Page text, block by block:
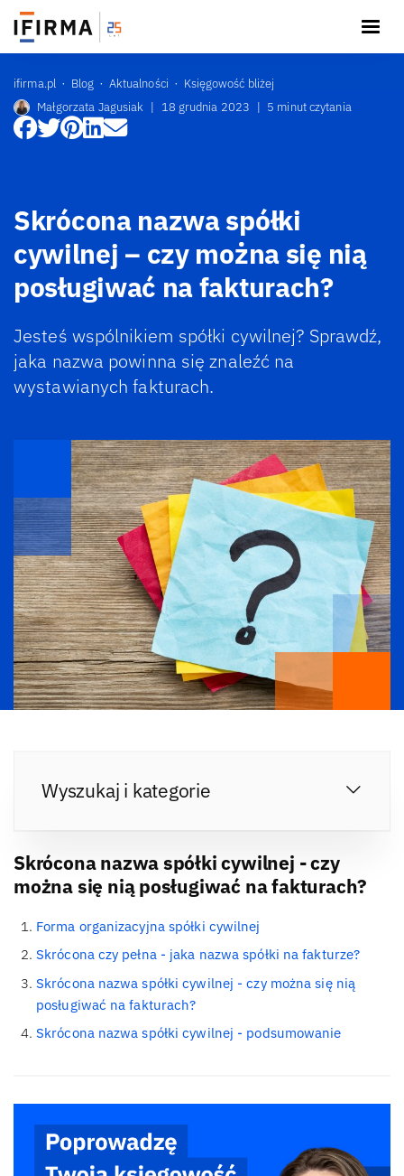
ifirma.pl Blog Aktualności
Księgowość bliżej
Małgorzata Jagusiak | 18 grudnia 2023 | 5 minut czytania
Skrócona nazwa spółki
cywilnej – czy można się nią
posługiwać na fakturach?
Jesteś wspólnikiem spółki cywilnej? Sprawdź,
jaka nazwa powinna się znaleźć na
wystawianych fakturach.
Wyszukaj i kategorie
Skrócona nazwa spółki cywilnej - czy
można się nią posługiwać na fakturach?
Forma organizacyjna spółki cywilnej
Skrócona czy pełna - jaka nazwa spółki na fakturze?
Skrócona nazwa spółki cywilnej - czy można się nią
posługiwać na fakturach?
Skrócona nazwa spółki cywilnej - podsumowanie